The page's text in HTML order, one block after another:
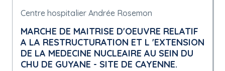
Centre hospitalier Andrée Rosemon
MARCHE DE MAITRISE D'OEUVRE RELATIF
A LA RESTRUCTURATION ET L 'EXTENSION
DE LA MEDECINE NUCLEAIRE AU SEIN DU
CHU DE GUYANE - SITE DE CAYENNE.